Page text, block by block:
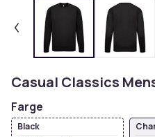
Casual Classics
Farge
Black